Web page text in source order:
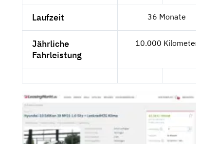
Laufzeit 36 Monate
Jährliche
Fahrleistung
10.000 Kilometer